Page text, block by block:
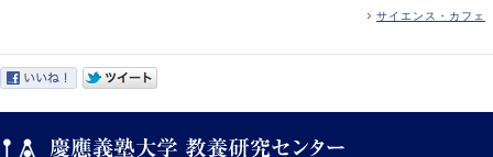
サイエンス・カフェ